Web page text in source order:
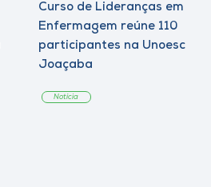
Curso de Lideranças em
Enfermagem reúne 110
participantes na Unoesc
Joaçaba
Notícia